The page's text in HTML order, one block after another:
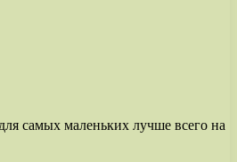
самых маленьких лучше всего на